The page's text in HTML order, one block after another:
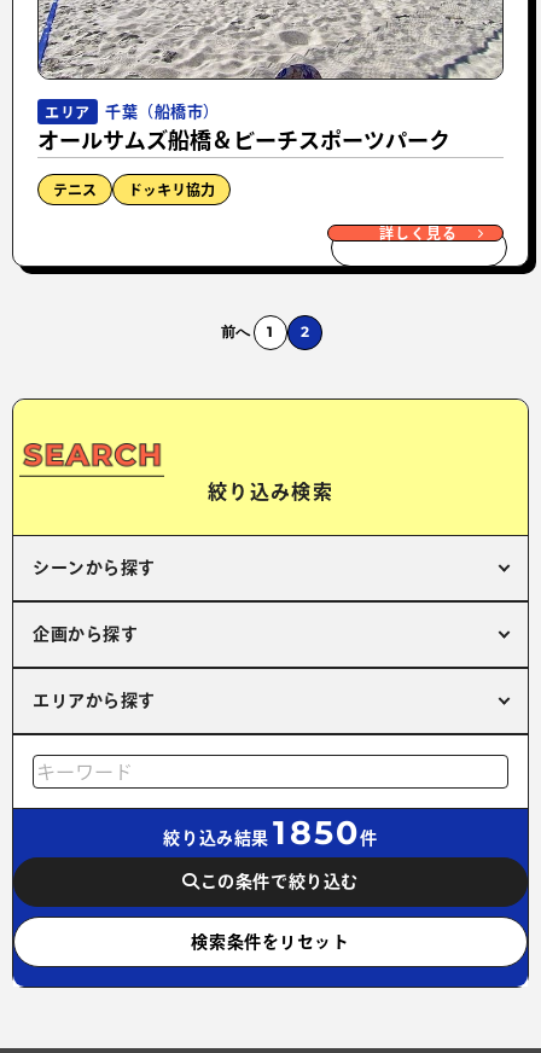
エリア 千葉（船橋市）
オールサムズ船橋＆ビーチスポーツパーク
テニス ドッキリ協力
詳しく見る
前へ 1 2
絞り込み検索
シーンから探す
企画から探す
エリアから探す
絞り込み結果 1850件
この条件で絞り込む
検索条件をリセット